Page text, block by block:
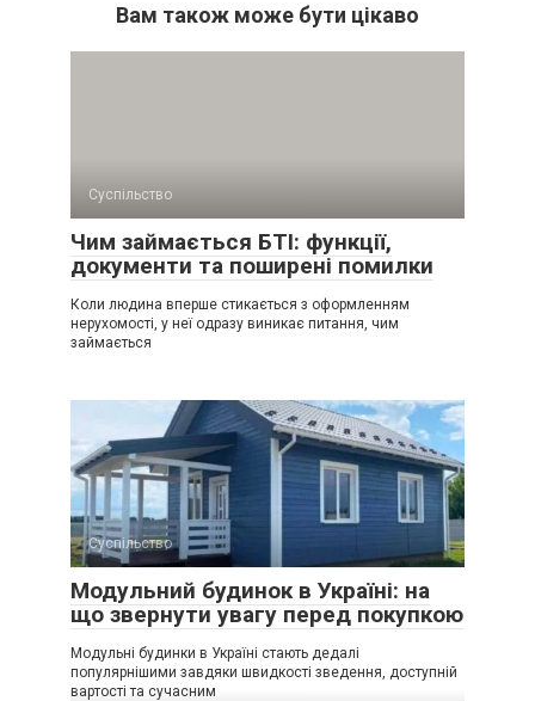
Вам також може бути цікаво
Суспільство
Чим займається БТІ: функції,
документи та поширені помилки
Коли людина вперше стикається з оформленням
нерухомості, у неї одразу виникає питання, чим
займається
Суспільство
Модульний будинок в Україні: на
що звернути увагу перед покупкою
Модульні будинки в Україні стають дедалі
популярнішими завдяки швидкості зведення, доступній
вартості та сучасним